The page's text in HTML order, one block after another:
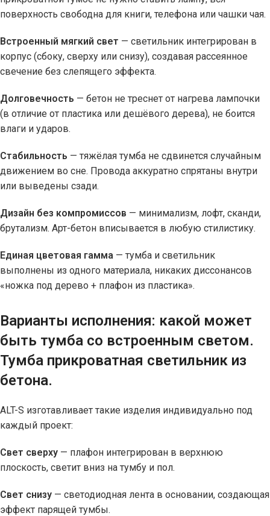
поверхность свободна для книги, телефона или чашки чая.
Встроенный мягкий свет — светильник интегрирован в
корпус (сбоку, сверху или снизу), создавая рассеянное
свечение без слепящего эффекта.
Долговечность — бетон не треснет от нагрева лампочки
(в отличие от пластика или дешёвого дерева), не боится
влаги и ударов.
Стабильность — тяжёлая тумба не сдвинется случайным
движением во сне. Провода аккуратно спрятаны внутри
или выведены сзади.
Дизайн без компромиссов — минимализм, лофт, сканди,
брутализм. Арт-бетон вписывается в любую стилистику.
Единая цветовая гамма — тумба и светильник
выполнены из одного материала, никаких диссонансов
«ножка под дерево + плафон из пластика».
Варианты исполнения: какой может
быть тумба со встроенным светом.
Тумба прикроватная светильник из
бетона.
ALT-S изготавливает такие изделия индивидуально под
каждый проект:
Свет сверху — плафон интегрирован в верхнюю
плоскость, светит вниз на тумбу и пол.
Свет снизу — светодиодная лента в основании, создающая
эффект парящей тумбы.